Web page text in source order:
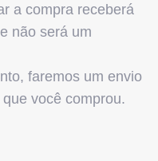
a compra receberá
não será um
faremos um envio
você comprou.